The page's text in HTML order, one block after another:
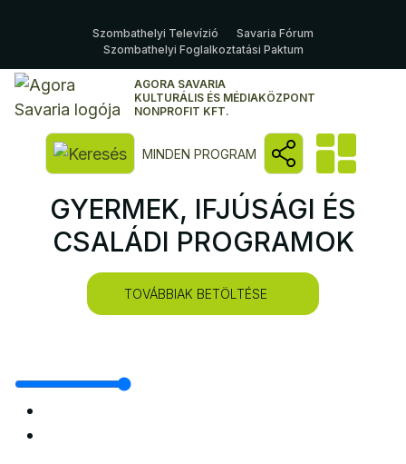
Szombathelyi Televízió
Savaria Fórum
Szombathelyi Foglalkoztatási Paktum
AGORA SAVARIA
KULTURÁLIS ÉS MÉDIAKÖZPONT
NONPROFIT KFT.
Kereső megnyitása
MINDEN PROGRAM
GYERMEK, IFJÚSÁGI ÉS
CSALÁDI PROGRAMOK
TOVÁBBIAK BETÖLTÉSE